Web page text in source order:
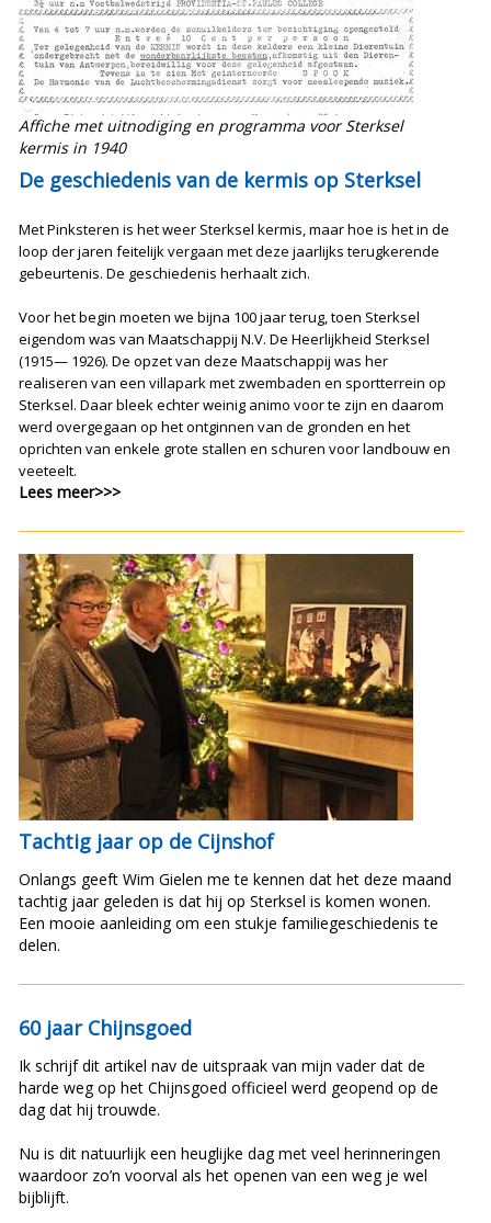
Affiche met uitnodiging en programma voor Sterksel
kermis in 1940
De geschiedenis van de kermis op Sterksel
Met Pinksteren is het weer Sterksel kermis, maar hoe is het in de
loop der jaren feitelijk vergaan met deze jaarlijks terugkerende
gebeurtenis. De geschiedenis herhaalt zich.
Voor het begin moeten we bijna 100 jaar terug, toen Sterksel
eigendom was van Maatschappij N.V. De Heerlijkheid Sterksel
(1915— 1926). De opzet van deze Maatschappij was her
realiseren van een villapark met zwembaden en sportterrein op
Sterksel. Daar bleek echter weinig animo voor te zijn en daarom
werd overgegaan op het ontginnen van de gronden en het
oprichten van enkele grote stallen en schuren voor landbouw en
veeteelt.
Lees meer>>>
Tachtig jaar op de Cijnshof
Onlangs geeft Wim Gielen me te kennen dat het deze maand
tachtig jaar geleden is dat hij op Sterksel is komen wonen.
Een mooie aanleiding om een stukje familiegeschiedenis te
delen.
60 jaar Chijnsgoed
Ik schrijf dit artikel nav de uitspraak van mijn vader dat de
harde weg op het Chijnsgoed officieel werd geopend op de
dag dat hij trouwde.
Nu is dit natuurlijk een heuglijke dag met veel herinneringen
waardoor zo’n voorval als het openen van een weg je wel
bijblijft.